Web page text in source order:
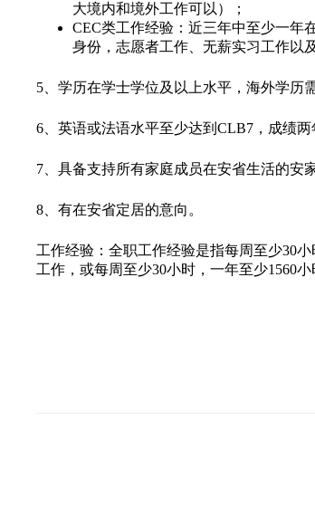
大境内和境外工作可以）；
CEC类工作经验：近三年中至少一年
身份，志愿者工作、无薪实习工作以
5、学历在学士学位及以上水平，海外学历
6、英语或法语水平至少达到CLB7，成绩两
7、具备支持所有家庭成员在安省生活的安
8、有在安省定居的意向。
工作经验：全职工作经验是指每周至少30
工作，或每周至少30小时，一年至少1560